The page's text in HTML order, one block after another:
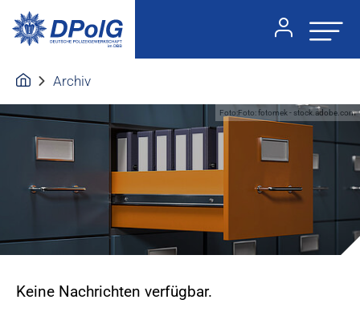
Archiv
Foto:Foto: fotomek - stock.adobe.com
Keine Nachrichten verfügbar.